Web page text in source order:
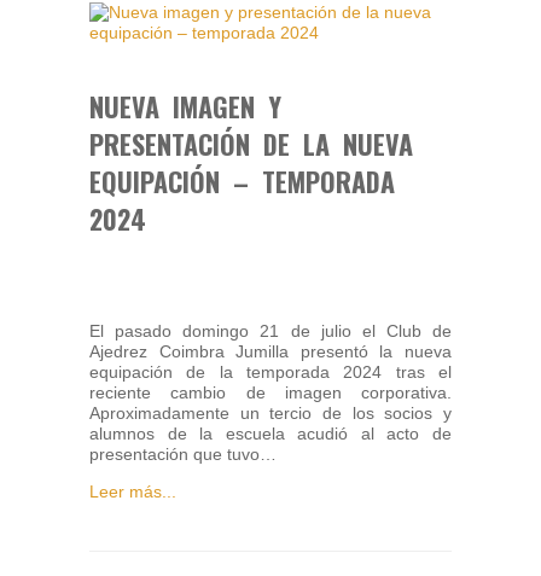
NUEVA IMAGEN Y
PRESENTACIÓN DE LA NUEVA
EQUIPACIÓN – TEMPORADA
2024
El pasado domingo 21 de julio el Club de
Ajedrez Coimbra Jumilla presentó la nueva
equipación de la temporada 2024 tras el
reciente cambio de imagen corporativa.
Aproximadamente un tercio de los socios y
alumnos de la escuela acudió al acto de
presentación que tuvo…
Leer más...